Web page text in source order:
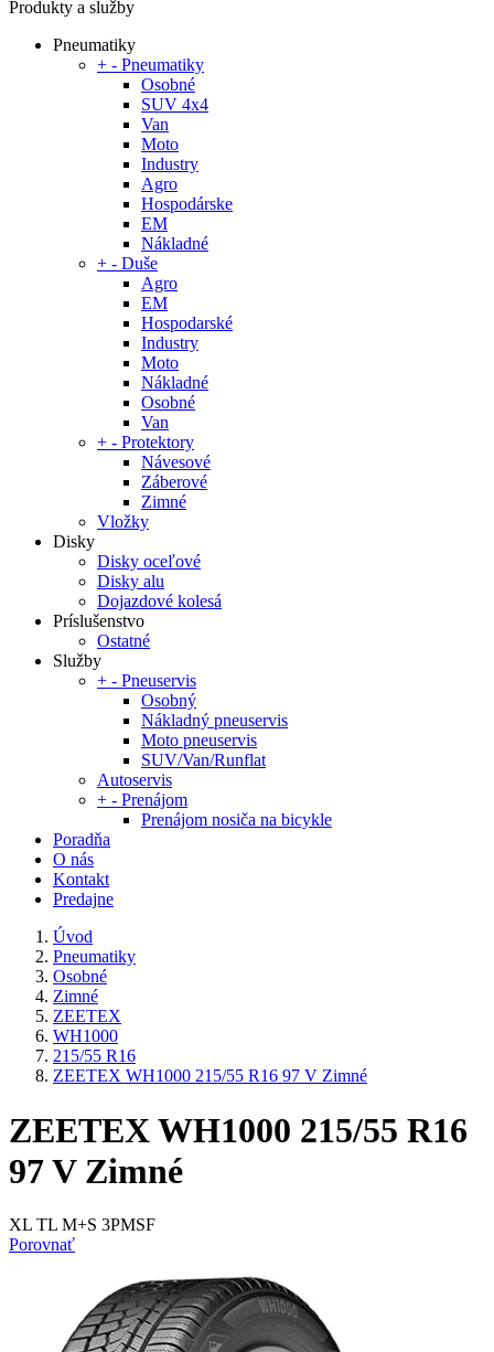
Produkty a služby
Pneumatiky
+ - Pneumatiky
Osobné
SUV 4x4
Van
Moto
Industry
Agro
Hospodárske
EM
Nákladné
+ - Duše
Agro
EM
Hospodarské
Industry
Moto
Nákladné
Osobné
Van
+ - Protektory
Návesové
Záberové
Zimné
Vložky
Disky
Disky oceľové
Disky alu
Dojazdové kolesá
Príslušenstvo
Ostatné
Služby
+ - Pneuservis
Osobný
Nákladný pneuservis
Moto pneuservis
SUV/Van/Runflat
Autoservis
+ - Prenájom
Prenájom nosiča na bicykle
Poradňa
O nás
Kontakt
Predajne
Úvod
Pneumatiky
Osobné
Zimné
ZEETEX
WH1000
215/55 R16
ZEETEX WH1000 215/55 R16 97 V Zimné
ZEETEX WH1000 215/55 R16
97 V Zimné
XL TL M+S 3PMSF
Porovnať